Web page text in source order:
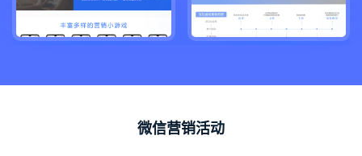
微信营销活动